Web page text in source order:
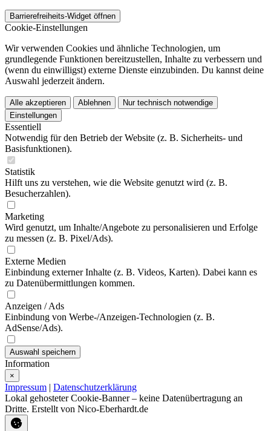
Barrierefreiheits-Widget öffnen
Cookie-Einstellungen
Wir verwenden Cookies und ähnliche Technologien, um
grundlegende Funktionen bereitzustellen, Inhalte zu verbessern und
(wenn du einwilligst) externe Dienste einzubinden. Du kannst deine
Auswahl jederzeit ändern.
Alle akzeptieren Ablehnen
Nur technisch notwendige
Einstellungen
Essentiell
Notwendig für den Betrieb der Website (z. B. Sicherheits- und
Basisfunktionen).
Statistik
Hilft uns zu verstehen, wie die Website genutzt wird (z. B.
Besucherzahlen).
Marketing
Wird genutzt, um Inhalte/Angebote zu personalisieren und Erfolge
zu messen (z. B. Pixel/Ads).
Externe Medien
Einbindung externer Inhalte (z. B. Videos, Karten). Dabei kann es
zu Datenübermittlungen kommen.
Anzeigen / Ads
Einbindung von Werbe-/Anzeigen-Technologien (z. B.
AdSense/Ads).
Auswahl speichern
Information
×
Impressum | Datenschutzerklärung
Lokal gehosteter Cookie-Banner – keine Datenübertragung an
Dritte. Erstellt von Nico-Eberhardt.de